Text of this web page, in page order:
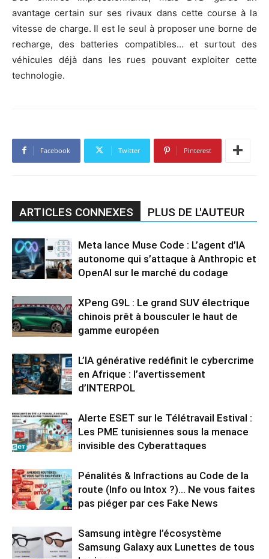
avantage certain sur ses rivaux dans cette course à la
vitesse de charge. Il est le seul à proposer une borne de
recharge, des batteries compatibles… et surtout des
véhicules déjà dans les rues pouvant exploiter cette
technologie.
Facebook Twitter Pinterest
ARTICLES CONNEXES PLUS DE L'AUTEUR
Meta lance Muse Code : L’agent d’IA
autonome qui s’attaque à Anthropic et
OpenAI sur le marché du codage
XPeng G9L : Le grand SUV électrique
chinois prêt à bousculer le haut de
gamme européen
L’IA générative redéfinit le cybercrime
en Afrique : l’avertissement
d’INTERPOL
Alerte ESET sur le Télétravail Estival :
Les PME tunisiennes sous la menace
invisible des Cyberattaques
Pénalités & Infractions au Code de la
route (Info ou Intox ?)… Ne vous faites
pas piéger par ces Fake News
Samsung intègre l’écosystème
Samsung Galaxy aux Lunettes de tous